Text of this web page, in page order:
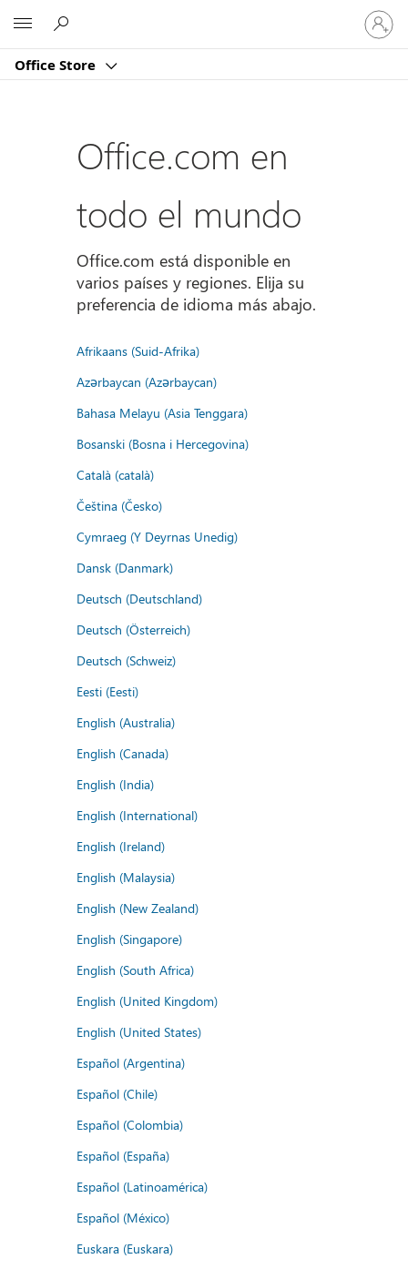
Office Store
Iniciar
sesión
en
cuenta
Office.com en
todo el mundo
Office.com está disponible en
varios países y regiones. Elija su
preferencia de idioma más abajo.
Afrikaans (Suid-Afrika)
Azərbaycan (Azərbaycan)
Bahasa Melayu (Asia Tenggara)
Bosanski (Bosna i Hercegovina)
Català (català)
Čeština (Česko)
Cymraeg (Y Deyrnas Unedig)
Dansk (Danmark)
Deutsch (Deutschland)
Deutsch (Österreich)
Deutsch (Schweiz)
Eesti (Eesti)
English (Australia)
English (Canada)
English (India)
English (International)
English (Ireland)
English (Malaysia)
English (New Zealand)
English (Singapore)
English (South Africa)
English (United Kingdom)
English (United States)
Español (Argentina)
Español (Chile)
Español (Colombia)
Español (España)
Español (Latinoamérica)
Español (México)
Euskara (Euskara)